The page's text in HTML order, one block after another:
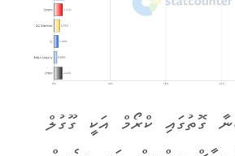
ގޮތުގައި ކްރޯމް އަކީ ގޫގުލް